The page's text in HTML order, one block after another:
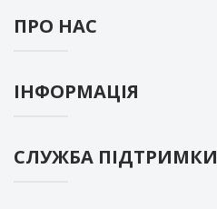
ПРО НАС
ІНФОРМАЦІЯ
СЛУЖБА ПІДТРИМКИ